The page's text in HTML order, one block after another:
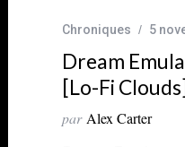
Chroniques 5
Dream
[Lo-Fi
par Alex Carter